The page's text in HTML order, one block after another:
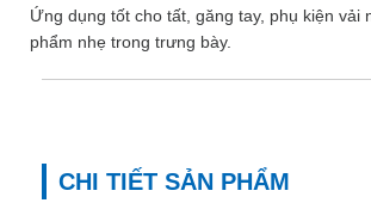
Ứng dụng tốt cho tất, găng tay, phụ kiện vải
phẩm nhẹ trong trưng bày.
CHI TIẾT SẢN PHẨM